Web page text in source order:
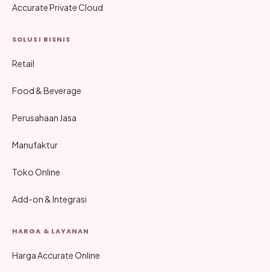
Accurate Private Cloud
SOLUSI BISNIS
Retail
Food & Beverage
Perusahaan Jasa
Manufaktur
Toko Online
Add-on & Integrasi
HARGA & LAYANAN
Harga Accurate Online